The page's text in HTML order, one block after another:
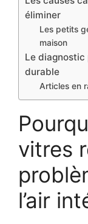
éliminer
Les petits
maison
Le diagnostic
durable
Articles en
vitres
l’air